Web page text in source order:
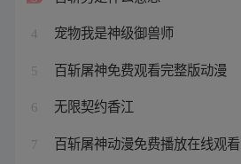
4 宠物我是神级御兽师
5 百斩屠神免费观看完整版动漫
6 无限契约香江
7 百斩屠神动漫免费播放在线观看